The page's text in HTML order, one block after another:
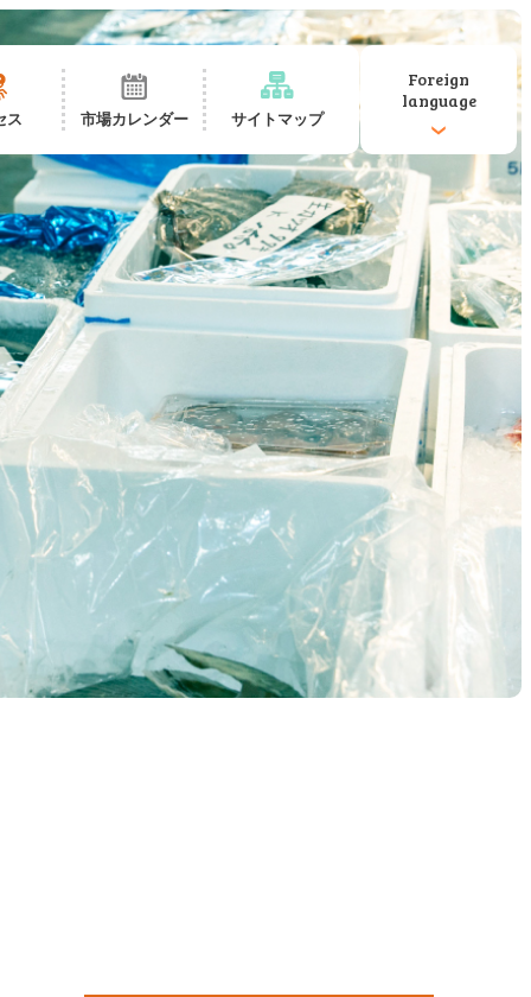
ス 市場カレンダー サイトマップ
Foreign
language